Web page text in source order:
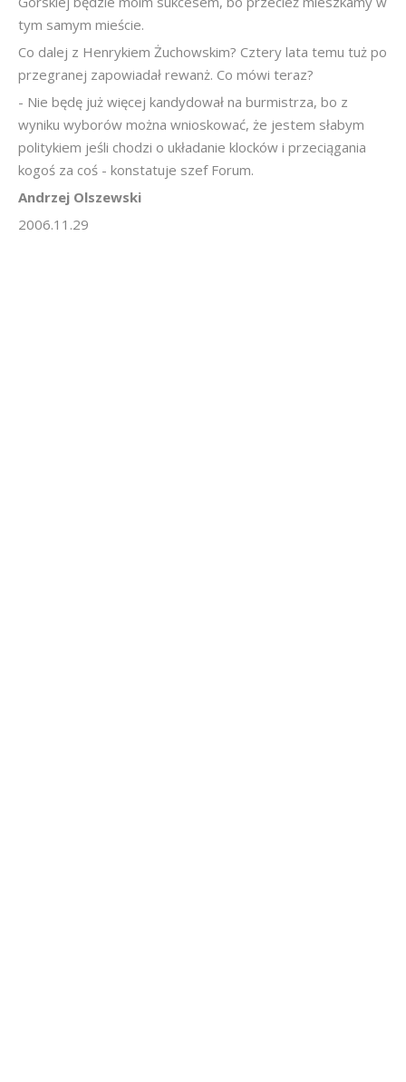
tym samym mieście.
Co dalej z Henrykiem Żuchowskim? Cztery lata temu tuż po
przegranej zapowiadał rewanż. Co mówi teraz?
- Nie będę już więcej kandydował na burmistrza, bo z
wyniku wyborów można wnioskować, że jestem słabym
politykiem jeśli chodzi o układanie klocków i przeciągania
kogoś za coś - konstatuje szef Forum.
Andrzej Olszewski
2006.11.29